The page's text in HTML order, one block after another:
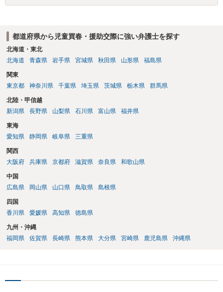
なるのでしょうね。 また、交際と交友は異なると思います。交際は、
うか？ そのような法律の制定については存じ上げませんが、刑法は
「遡及処罰禁止」ですので、当時適法であれば、過去に遡って処罰さ
れることはありません。 以上、私見ながらご参考まで。
都道府県から児童買春・援助交際に強い弁護士を探す
北海道・東北
北海道
青森県 岩手県 宮城県 秋田県 山形県 福島県
関東
東京都
神奈川県 千葉県 埼玉県 茨城県 栃木県 群馬県
北陸・甲信越
新潟県
長野県 山梨県 石川県 富山県 福井県
東海
愛知県
静岡県 岐阜県 三重県
関西
大阪府
兵庫県 京都府 滋賀県 奈良県 和歌山県
中国
広島県
岡山県 山口県 鳥取県 島根県
四国
香川県
愛媛県 高知県 徳島県
九州・沖縄
福岡県
佐賀県 長崎県 熊本県 大分県 宮崎県 鹿児島県 沖縄県